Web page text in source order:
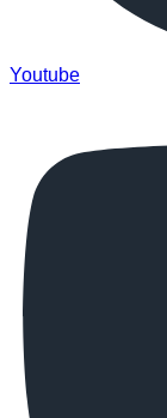
Youtube